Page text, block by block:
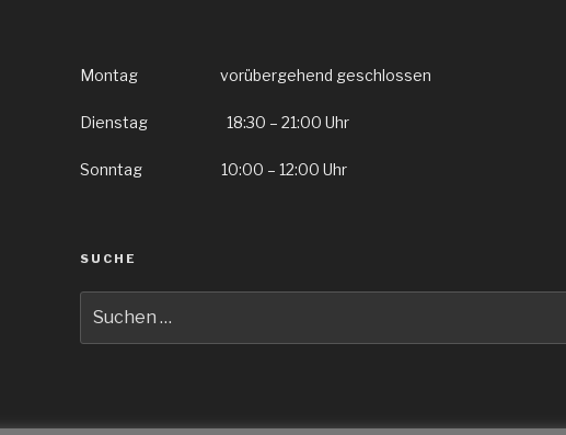
Montag vorübergehend geschlossen
Dienstag 18:30 – 21:00 Uhr
Sonntag 10:00 – 12:00 Uhr
SUCHE
nach: